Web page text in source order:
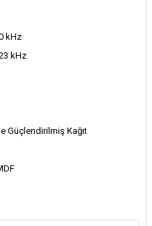
kHz
kHz
Güçlendirilmiş Kağıt